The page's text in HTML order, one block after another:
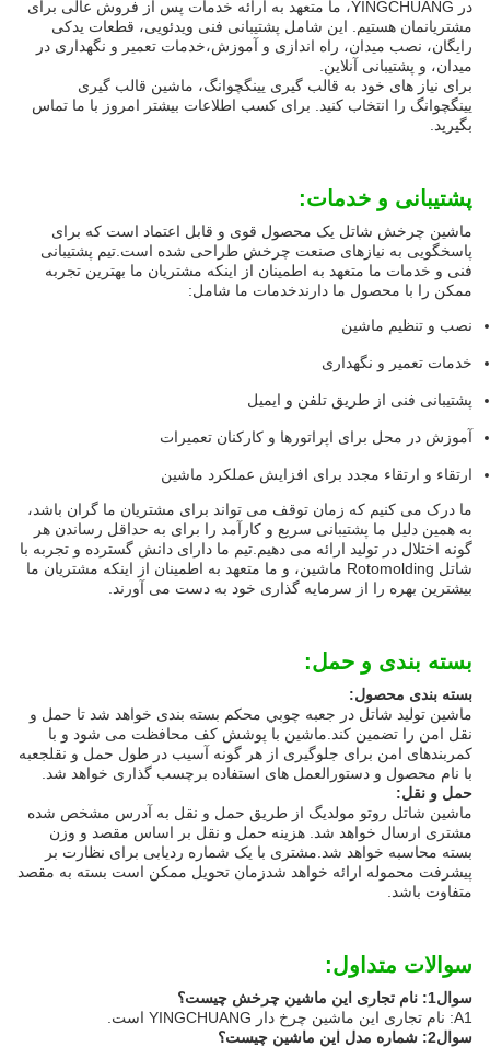
در YINGCHUANG، ما متعهد به ارائه خدمات پس از فروش عالی برای
مشتریانمان هستیم. این شامل پشتیبانی فنی ویدئویی، قطعات یدکی
رایگان، نصب میدان، راه اندازی و آموزش،خدمات تعمیر و نگهداری در
میدان، و پشتیبانی آنلاین.
برای نیاز های خود به قالب گیری یینگچوانگ، ماشین قالب گیری
یینگچوانگ را انتخاب کنید. برای کسب اطلاعات بیشتر امروز با ما تماس
بگیرید.
پشتیبانی و خدمات:
ماشین چرخش شاتل یک محصول قوی و قابل اعتماد است که برای
پاسخگویی به نیازهای صنعت چرخش طراحی شده است.تیم پشتیبانی
فنی و خدمات ما متعهد به اطمینان از اینکه مشتریان ما بهترین تجربه
ممکن را با محصول ما دارندخدمات ما شامل:
نصب و تنظیم ماشین
خدمات تعمیر و نگهداری
پشتیبانی فنی از طریق تلفن و ایمیل
آموزش در محل برای اپراتورها و کارکنان تعمیرات
ارتقاء و ارتقاء مجدد برای افزایش عملکرد ماشین
ما درک می کنیم که زمان توقف می تواند برای مشتریان ما گران باشد،
به همین دلیل ما پشتیبانی سریع و کارآمد را برای به حداقل رساندن هر
گونه اختلال در تولید ارائه می دهیم.تیم ما دارای دانش گسترده و تجربه با
شاتل Rotomolding ماشین، و ما متعهد به اطمینان از اینکه مشتریان ما
بیشترین بهره را از سرمایه گذاری خود به دست می آورند.
بسته بندی و حمل:
بسته بندی محصول:
ماشين توليد شاتل در جعبه چوبي محکم بسته بندی خواهد شد تا حمل و
نقل امن را تضمین کند.ماشین با پوشش کف محافظت می شود و با
کمربندهای امن برای جلوگیری از هر گونه آسیب در طول حمل و نقلجعبه
با نام محصول و دستورالعمل های استفاده برچسب گذاری خواهد شد.
حمل و نقل:
ماشين شاتل روتو مولديگ از طريق حمل و نقل به آدرس مشخص شده
مشتری ارسال خواهد شد. هزینه حمل و نقل بر اساس مقصد و وزن
بسته محاسبه خواهد شد.مشتری با یک شماره ردیابی برای نظارت بر
پیشرفت محموله ارائه خواهد شدزمان تحویل ممکن است بسته به مقصد
متفاوت باشد.
سوالات متداول:
سوال1: نام تجاری این ماشین چرخش چیست؟
A1: نام تجاری این ماشین چرخ دار YINGCHUANG است.
سوال2: شماره مدل این ماشین چیست؟